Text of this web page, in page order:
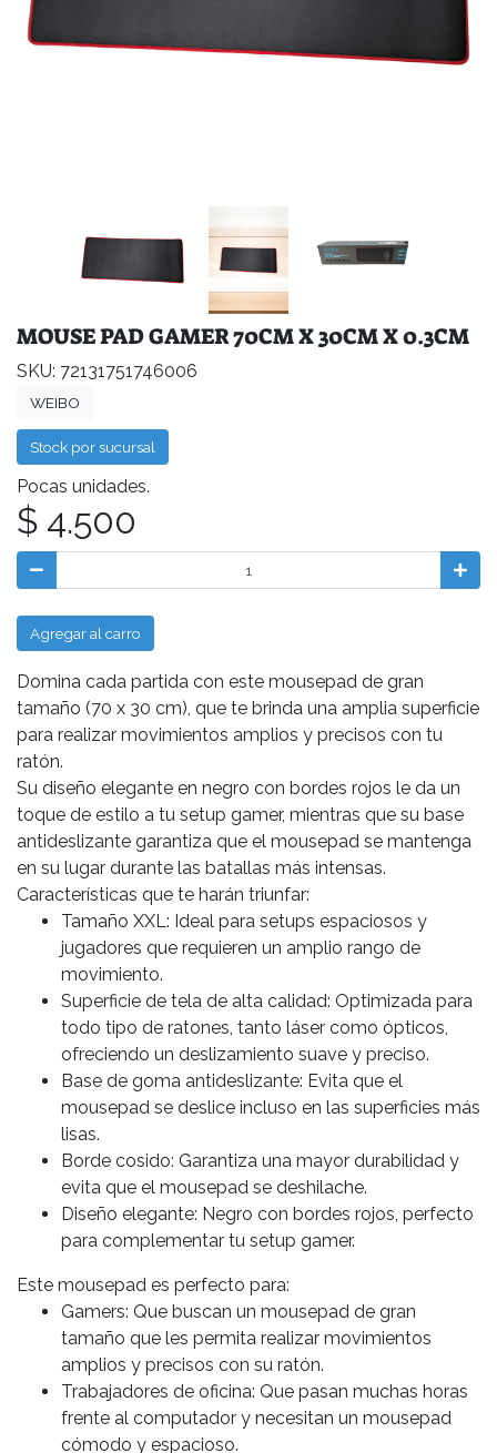
MOUSE PAD GAMER 70CM X 30CM X 0.3CM
SKU: 72131751746006
WEIBO
Stock por sucursal
Pocas unidades.
$ 4.500
Agregar al carro
Domina cada partida con este mousepad de gran
tamaño (70 x 30 cm), que te brinda una amplia superficie
para realizar movimientos amplios y precisos con tu
ratón.
Su diseño elegante en negro con bordes rojos le da un
toque de estilo a tu setup gamer, mientras que su base
antideslizante garantiza que el mousepad se mantenga
en su lugar durante las batallas más intensas.
Características que te harán triunfar:
Tamaño XXL: Ideal para setups espaciosos y
jugadores que requieren un amplio rango de
movimiento.
Superficie de tela de alta calidad: Optimizada para
todo tipo de ratones, tanto láser como ópticos,
ofreciendo un deslizamiento suave y preciso.
Base de goma antideslizante: Evita que el
mousepad se deslice incluso en las superficies más
lisas.
Borde cosido: Garantiza una mayor durabilidad y
evita que el mousepad se deshilache.
Diseño elegante: Negro con bordes rojos, perfecto
para complementar tu setup gamer.
Este mousepad es perfecto para:
Gamers: Que buscan un mousepad de gran
tamaño que les permita realizar movimientos
amplios y precisos con su ratón.
Trabajadores de oficina: Que pasan muchas horas
frente al computador y necesitan un mousepad
cómodo y espacioso.